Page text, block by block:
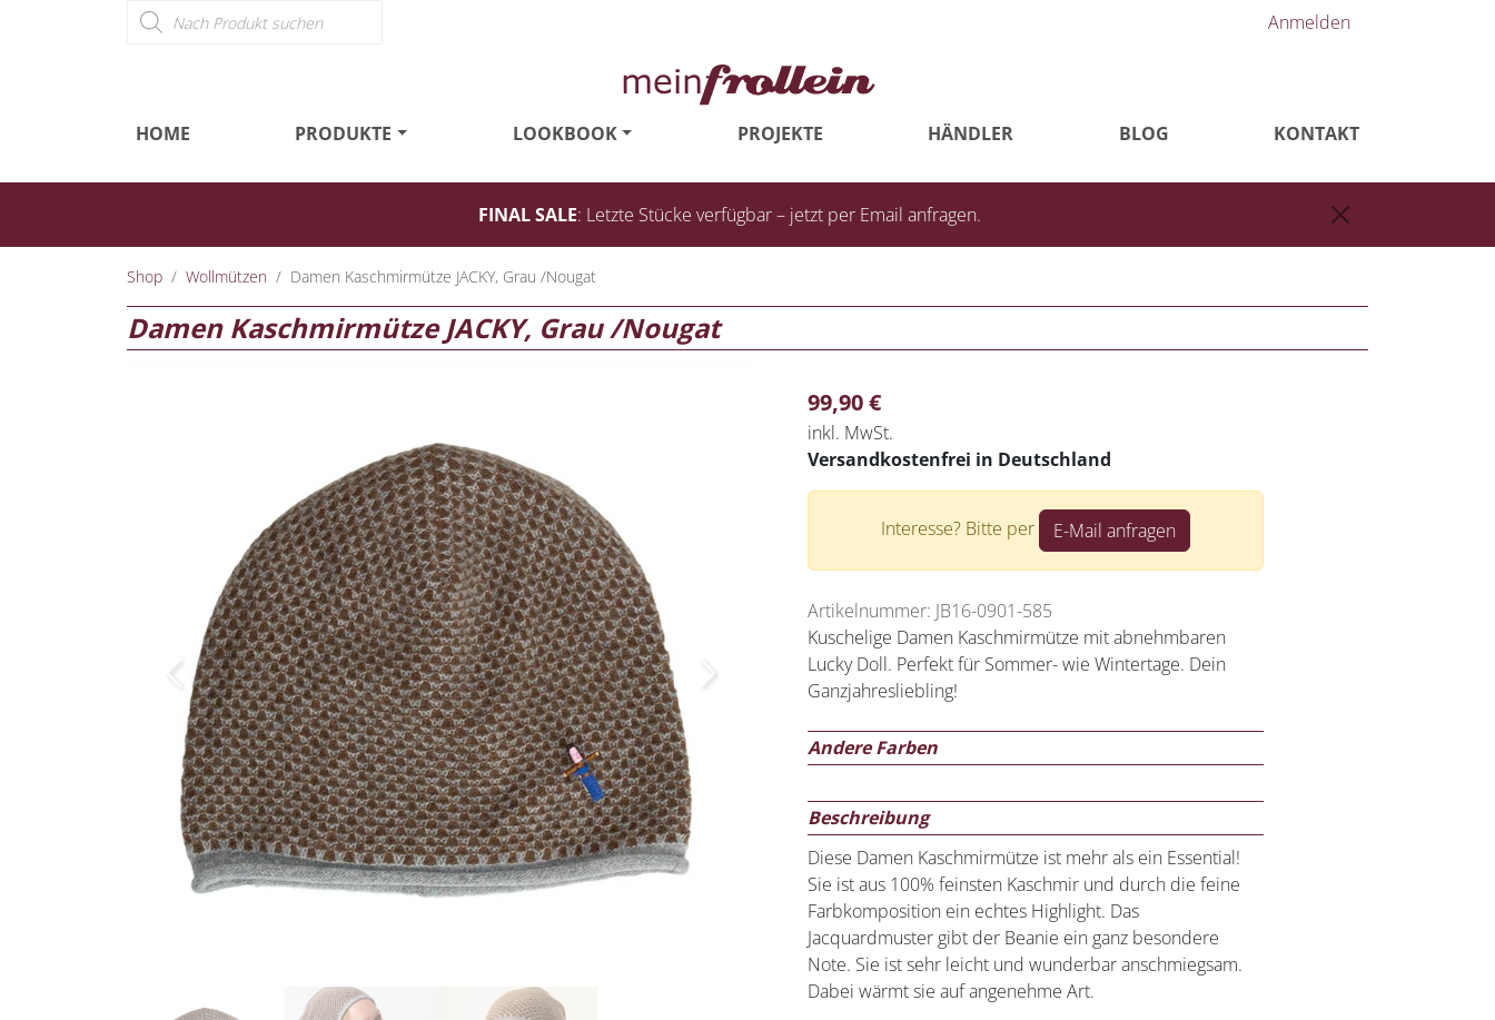
Products search
Anmelden
HOME PRODUKTE LOOKBOOK PROJEKTE HÄNDLER BLOG KONTAKT
FINAL SALE: Letzte Stücke verfügbar – jetzt per Email anfragen.
Shop Wollmützen Damen Kaschmirmütze JACKY, Grau /Nougat
Damen Kaschmirmütze JACKY, Grau /Nougat
Previous Next
99,90€
inkl. MwSt.
Versandkostenfrei in Deutschland
Interesse? Bitte per E-Mail anfragen
Artikelnummer: JB16-0901-585
Kuschelige Damen Kaschmirmütze mit abnehmbaren
Lucky Doll. Perfekt für Sommer- wie Wintertage. Dein
Ganzjahresliebling!
Andere Farben
Beschreibung
Diese Damen Kaschmirmütze ist mehr als ein Essential!
Sie ist aus 100% feinsten Kaschmir und durch die feine
Farbkomposition ein echtes Highlight. Das
Jacquardmuster gibt der Beanie ein ganz besondere
Note. Sie ist sehr leicht und wunderbar anschmiegsam.
Dabei wärmt sie auf angenehme Art.